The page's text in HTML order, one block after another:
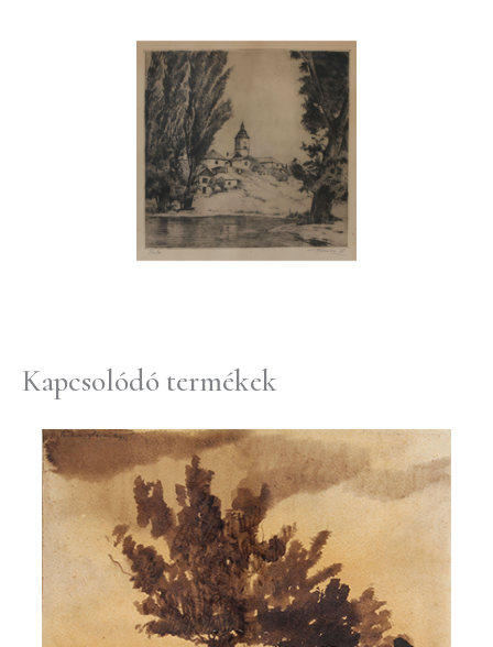
Kapcsolódó termékek